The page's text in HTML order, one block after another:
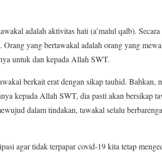
adalah aktivitas hati (a’malul qalb).
Orang yang bertawakal adalah orang yang
untuk dan kepada Allah SWT.
berkait erat dengan sikap tauhid. Bahkan,
kepada Allah SWT, dia pasti akan bersikap
dalam tindakan, tawakal selalu
agar tidak terpapar covid-19 kita tetap